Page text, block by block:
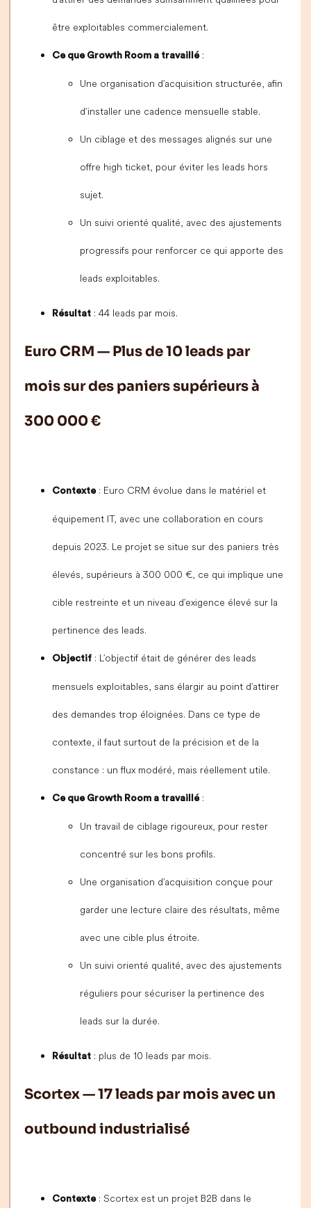
être exploitables commercialement.
Ce que Growth Room a travaillé:
Une organisation d’acquisition structurée, afin
d’installer une cadence mensuelle stable.
Un ciblage et des messages alignés sur une
offre high ticket, pour éviter les leads hors
sujet.
Un suivi orienté qualité, avec des ajustements
progressifs pour renforcer ce qui apporte des
leads exploitables.
Résultat : 44 leads par mois.
Euro CRM — Plus de 10 leads par
mois sur des paniers supérieurs à
300 000 €
Contexte: Euro CRM évolue dans le matériel et
équipement IT, avec une collaboration en cours
depuis 2023. Le projet se situe sur des paniers très
élevés, supérieurs à 300 000 €, ce qui implique une
cible restreinte et un niveau d’exigence élevé sur la
pertinence des leads.
Objectif : L’objectif était de générer des leads
mensuels exploitables, sans élargir au point d’attirer
des demandes trop éloignées. Dans ce type de
contexte, il faut surtout de la précision et de la
constance : un flux modéré, mais réellement utile.
Ce que Growth Room a travaillé:
Un travail de ciblage rigoureux, pour rester
concentré sur les bons profils.
Une organisation d’acquisition conçue pour
garder une lecture claire des résultats, même
avec une cible plus étroite.
Un suivi orienté qualité, avec des ajustements
réguliers pour sécuriser la pertinence des
leads sur la durée.
Résultat : plus de 10 leads par mois.
Scortex — 17 leads par mois avec un
outbound industrialisé
Contexte: Scortex est un projet B2B dans le